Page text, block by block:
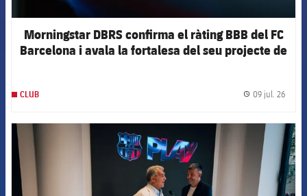
Morningstar DBRS confirma el ràting BBB del FC
Barcelona i avala la fortalesa del seu projecte de
CLUB 09 jul. 26
FCB Barcelona badge